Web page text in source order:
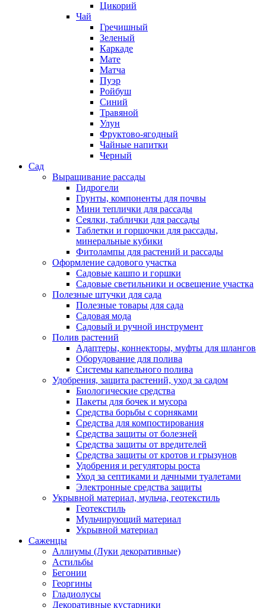
Цикорий
Чай
Гречишный
Зеленый
Каркаде
Мате
Матча
Пуэр
Ройбуш
Синий
Травяной
Улун
Фруктово-ягодный
Чайные напитки
Черный
Сад
Выращивание рассады
Гидрогели
Грунты, компоненты для почвы
Мини теплички для рассады
Сеялки, таблички для рассады
Таблетки и горшочки для рассады,
минеральные кубики
Фитолампы для растений и рассады
Оформление садового участка
Садовые кашпо и горшки
Садовые светильники и освещение участка
Полезные штучки для сада
Полезные товары для сада
Садовая мода
Садовый и ручной инструмент
Полив растений
Адаптеры, коннекторы, муфты для шлангов
Оборудование для полива
Системы капельного полива
Удобрения, защита растений, уход за садом
Биологические средства
Пакеты для бочек и мусора
Средства борьбы с сорняками
Средства для компостирования
Средства защиты от болезней
Средства защиты от вредителей
Средства защиты от кротов и грызунов
Удобрения и регуляторы роста
Уход за септиками и дачными туалетами
Электронные средства защиты
Укрывной материал, мульча, геотекстиль
Геотекстиль
Мульчирующий материал
Укрывной материал
Саженцы
Аллиумы (Луки декоративные)
Астильбы
Бегонии
Георгины
Гладиолусы
Декоративные кустарники